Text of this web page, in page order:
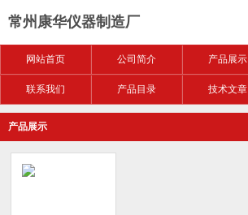
常州康华仪器制造厂
网站首页 公司简介 产品展示
联系我们 产品目录 技术文章
产品展示